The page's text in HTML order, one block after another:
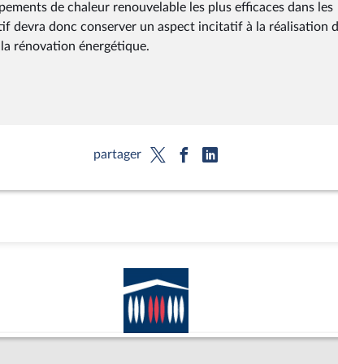
de chaleur renouvelable les plus efficaces dans les
devra donc conserver un aspect incitatif à la réalisation
rénovation énergétique.
partager